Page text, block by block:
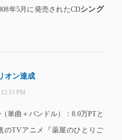
年5月に発売されたCDシング
オン達成
PM
（単曲＋バンドル）：8.0万PTと
のTVアニメ『薬屋のひとりご